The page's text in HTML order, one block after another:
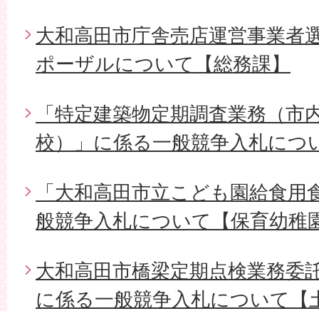
大和高田市庁舎売店運営事業者
ポーザルについて【総務課】
「特定建築物定期調査業務（市
校）」に係る一般競争入札につ
「大和高田市立こども園給食
般競争入札について【保育幼稚
大和高田市橋梁定期点検業務委
に係る一般競争入札について【